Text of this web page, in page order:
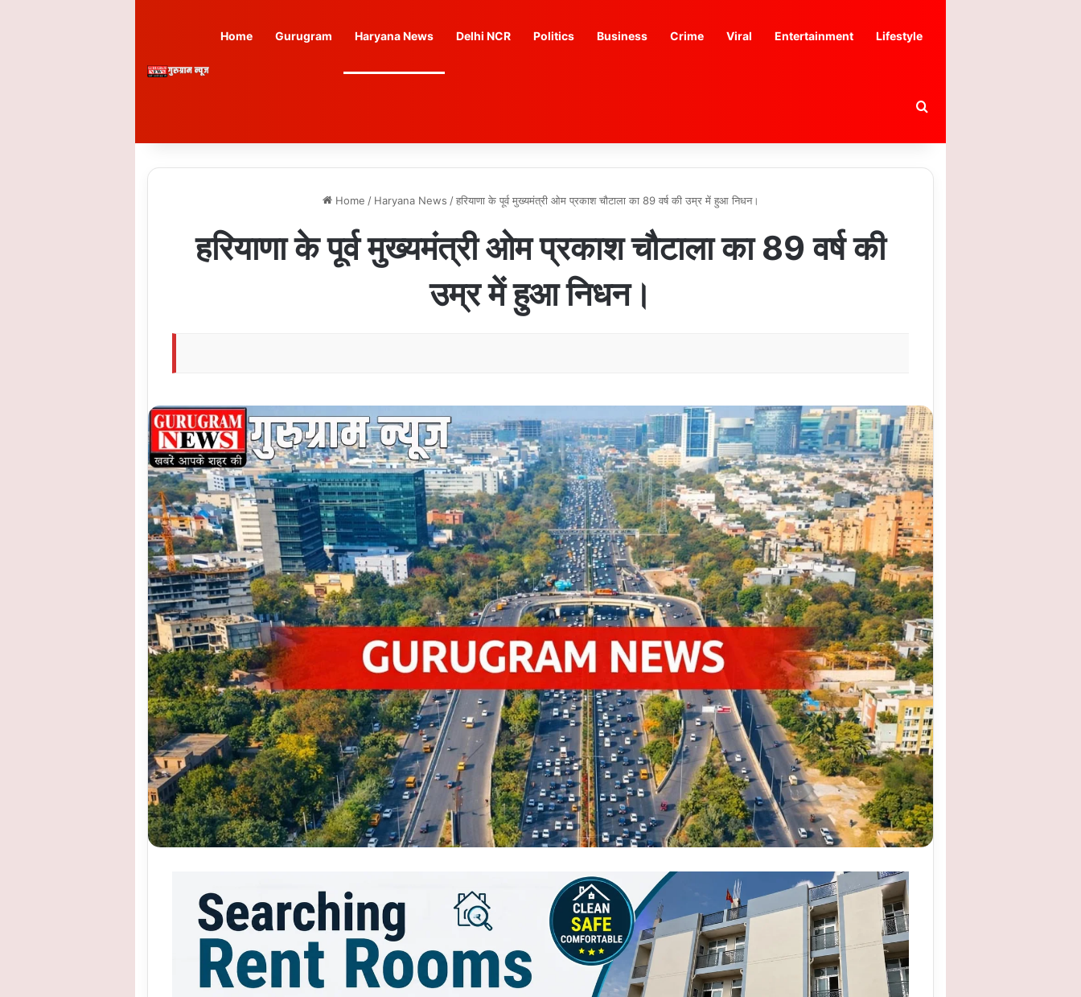
Home Gurugram Haryana News Delhi NCR Politics Business Crime Viral Entertainment Lifestyle
Search for
Home / Haryana News / हरियाणा के पूर्व मुख्यमंत्री ओम प्रकाश चौटाला का 89 वर्ष की उम्र में हुआ निधन।
हरियाणा के पूर्व मुख्यमंत्री ओम प्रकाश चौटाला का 89 वर्ष की
उम्र में हुआ निधन।